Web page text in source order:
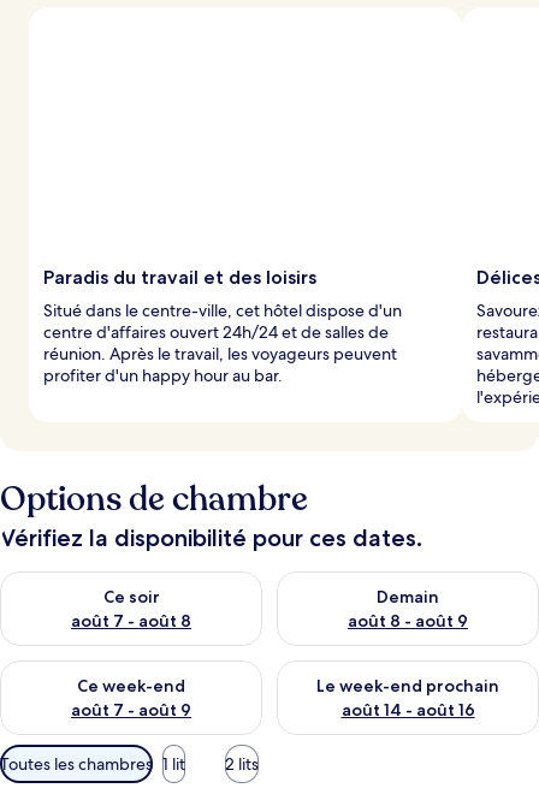
Paradis du travail et des loisirs
Situé dans le centre-ville, cet hôtel dispose d'un
centre d'affaires ouvert 24h/24 et de salles de
réunion. Après le travail, les voyageurs peuvent
profiter d'un happy hour au bar.
Options de chambre
Vérifiez la disponibilité pour ces dates.
Ce soir
août 7 - août 8
Vérifier la disponibilité pour ce soir août 7 - août 8
Demain
août 8 - août 9
Vérifier la disponibilité pour
Ce week-end
août 7 - août 9
Vérifier la disponibilité pour ce week-end août 7 - août 9
Le week-end prochain
août 14 - août 16
Vérifier la disponibilité pour
Filtres
disponibles
Toutes les chambres 1 lit 2 lits